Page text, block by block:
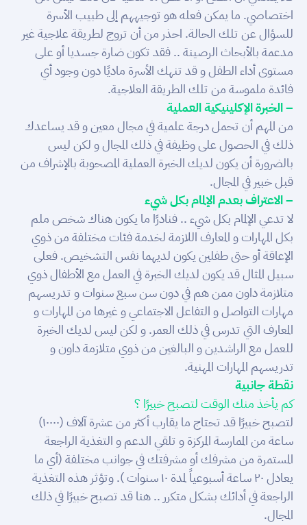
اختصاصي. ما يمكن فعله هو توجيههم إلى طبيب الأسرة
للسؤال عن تلك الحالة. احذر من أن تروج لطريقة علاجية غير
مدعمة بالأبحاث الرصينة .. فقد تكون ضارة جسديا أو على
مستوى أداء الطفل و قد تنهك الأسرة ماديًا دون وجود أي
فائدة ملموسة من تلك الطريقة العلاجية.
– الخبرة الإكلينيكية العملية
من المهم أن تحمل درجة علمية في مجال معين و قد يساعدك
ذلك في الحصول على وظيفة في ذلك المجال و لكن ليس
بالضرورة أن يكون لديك الخبرة العملية المصحوبة بالإشراف من
قبل خبير في المجال.
– الاعتراف بعدم الإلمام بكل شيء
لا تدعي الإلمام بكل شيء .. فنادرًا ما يكون هناك شخص ملم
بكل المهارات و المعارف اللازمة لخدمة فئات مختلفة من ذوي
الإعاقة أو حتى طفلين يكون لديهما نفس التشخيص. فعلى
سبيل المثال قد يكون لديك الخبرة في العمل مع الأطفال ذوي
متلازمة داون ممن هم في دون سن سبع سنوات و تدريسهم
مهارات التواصل و التفاعل الاجتماعي و غيرها من المهارات و
المعارف التي تدرس في ذلك العمر. و لكن ليس لديك الخبرة
للعمل مع الراشدين و البالغين من ذوي متلازمة داون و
تدريسهم المهارات المهنية.
نقطة جانبية
كم يأخذ منك الوقت لتصبح خبيرًا ؟
لتصبح خبيرًا قد تحتاج ما يقارب أكثر من عشرة آلاف (١٠٠٠٠)
ساعة من الممارسة المركزة و تلقي الدعم و التغذية الراجعة
المستمرة من مشرفك أو مشرفتك في جوانب مختلفة (أي ما
يعادل ٢٠ ساعة أسبوعياً لمدة ١٠ سنوات ). وتؤثر هذه التغذية
الراجعة في أدائك بشكل متكرر .. هنا قد تصبح خبيرًا في ذلك
المجال.